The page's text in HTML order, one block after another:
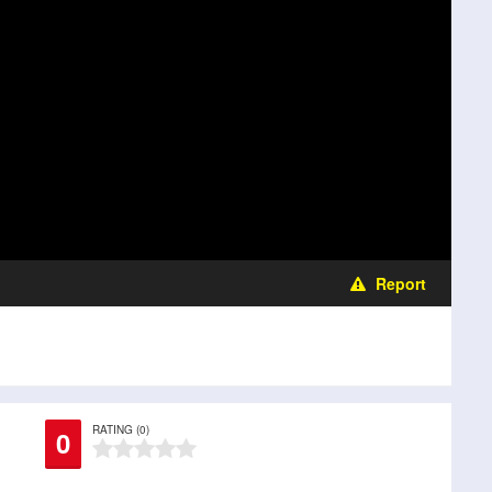
Report
0 RATING (0)